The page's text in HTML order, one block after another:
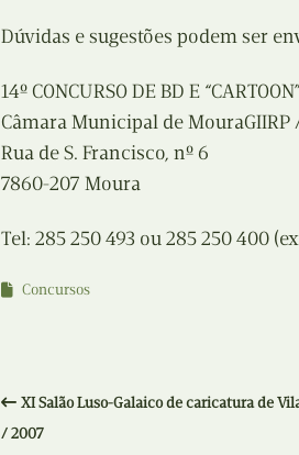
Dúvidas e sugestões podem ser
14º CONCURSO DE BD E “CARTOON”
Câmara Municipal de MouraGIIRP
Rua de S. Francisco, nº 6
7860-207 Moura
Tel: 285 250 493 ou 285 250 400
Concursos
XI Salão Luso-Galaico de caricatura de
/ 2007